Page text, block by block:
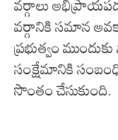
వర్గాలు
వర్గానికి సమాన
ప్రభుత్వం
సంక్షేమానికి
సొంతం చేసుకుంది.